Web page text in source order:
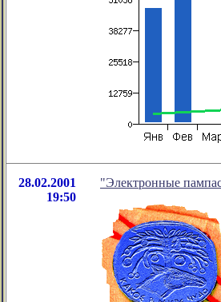
28.02.2001
19:50
"Электронные